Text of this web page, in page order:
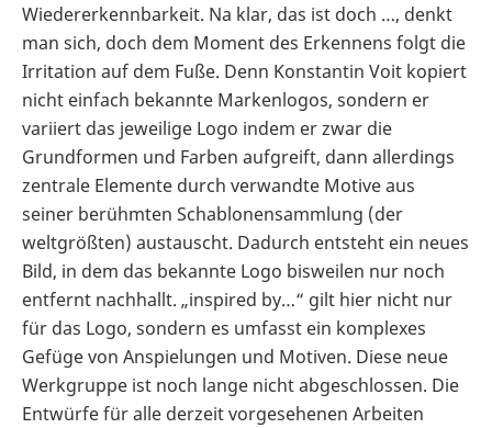
Wiedererkennbarkeit. Na klar, das ist doch …, denkt
man sich, doch dem Moment des Erkennens folgt die
Irritation auf dem Fuße. Denn Konstantin Voit kopiert
nicht einfach bekannte Markenlogos, sondern er
variiert das jeweilige Logo indem er zwar die
Grundformen und Farben aufgreift, dann allerdings
zentrale Elemente durch verwandte Motive aus
seiner berühmten Schablonensammlung (der
weltgrößten) austauscht. Dadurch entsteht ein neues
Bild, in dem das bekannte Logo bisweilen nur noch
entfernt nachhallt. „inspired by…“ gilt hier nicht nur
für das Logo, sondern es umfasst ein komplexes
Gefüge von Anspielungen und Motiven. Diese neue
Werkgruppe ist noch lange nicht abgeschlossen. Die
Entwürfe für alle derzeit vorgesehenen Arbeiten